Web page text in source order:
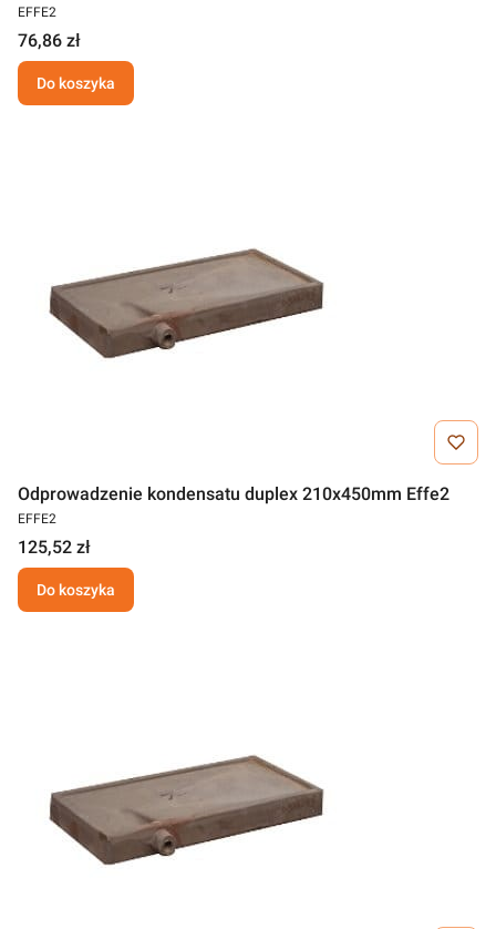
EFFE2
76,86 zł
Do koszyka
Odprowadzenie kondensatu duplex 210x450mm Effe2
EFFE2
125,52 zł
Do koszyka